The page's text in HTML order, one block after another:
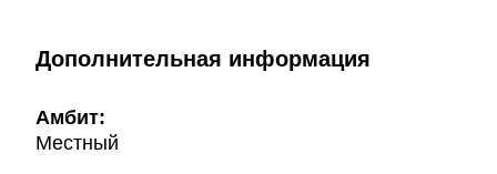
Дополнительная информация
Амбит:
Местный